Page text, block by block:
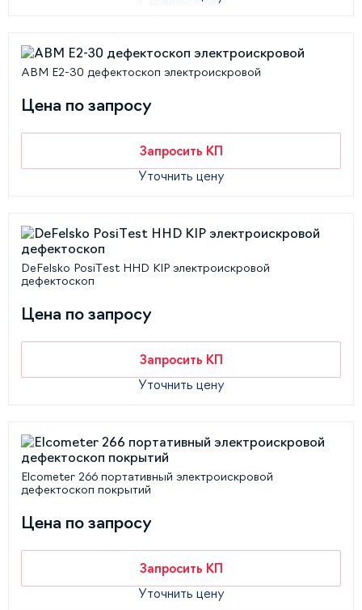
АВМ Е2-30 дефектоскоп электроискровой
Цена по запросу
Запросить КП
Уточнить цену
DeFelsko PosiTest HHD KIP электроискровой
дефектоскоп
Цена по запросу
Запросить КП
Уточнить цену
Elcometer 266 портативный электроискровой
дефектоскоп покрытий
Цена по запросу
Запросить КП
Уточнить цену